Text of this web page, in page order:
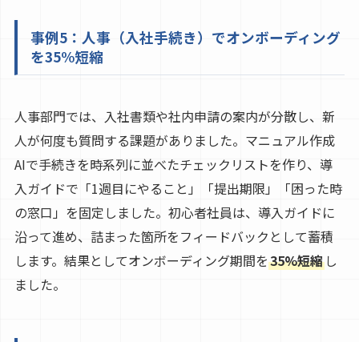
事例5：人事（入社手続き）でオンボーディング
を35%短縮
人事部門では、入社書類や社内申請の案内が分散し、新
人が何度も質問する課題がありました。マニュアル作成
AIで手続きを時系列に並べたチェックリストを作り、導
入ガイドで「1週目にやること」「提出期限」「困った時
の窓口」を固定しました。初心者社員は、導入ガイドに
沿って進め、詰まった箇所をフィードバックとして蓄積
します。結果としてオンボーディング期間を35%短縮し
ました。